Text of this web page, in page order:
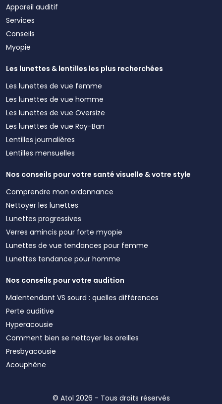
Appareil auditif
Services
Conseils
Myopie
Les lunettes & lentilles les plus recherchées
Les lunettes de vue femme
Les lunettes de vue homme
Les lunettes de vue Oversize
Les lunettes de vue Ray-Ban
Lentilles journalières
Lentilles mensuelles
Nos conseils pour votre santé visuelle & votre style
Comprendre mon ordonnance
Nettoyer les lunettes
Lunettes progressives
Verres amincis pour forte myopie
Lunettes de vue tendances pour femme
Lunettes tendance pour homme
Nos conseils pour votre audition
Malentendant VS sourd : quelles différences
Perte auditive
Hyperacousie
Comment bien se nettoyer les oreilles
Presbyacousie
Acouphène
© Atol 2026 - Tous droits réservés